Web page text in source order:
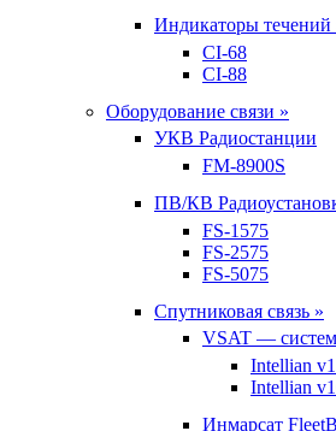
Индикаторы течений
CI-68
CI-88
Оборудование связи »
УКВ Радиостанции
FM-8900S
ПВ/КВ
FS-1575
FS-2575
FS-5075
Спутниковая связь »
VSAT —
Intellian
Intellian
Инмарсат